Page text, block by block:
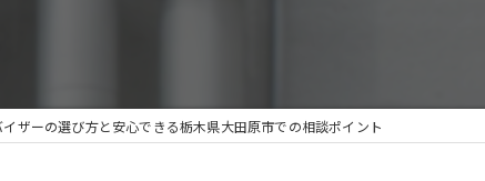
ザーの選び方と安心できる栃木県大田原市での相談ポイント